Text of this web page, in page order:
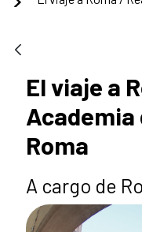
El viaje a
Academia
Roma
A cargo de